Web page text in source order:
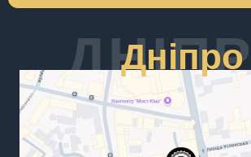
Дніпро